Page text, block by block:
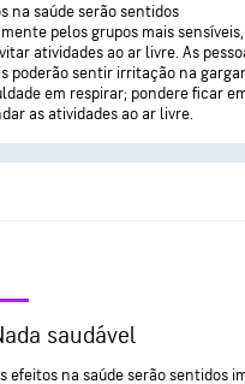
na saúde serão sentidos
pelos grupos mais
atividades ao ar livre. As
poderão sentir irritação na
em respirar; pondere ficar
as atividades ao ar livre.
saudável
efeitos na saúde serão sentidos